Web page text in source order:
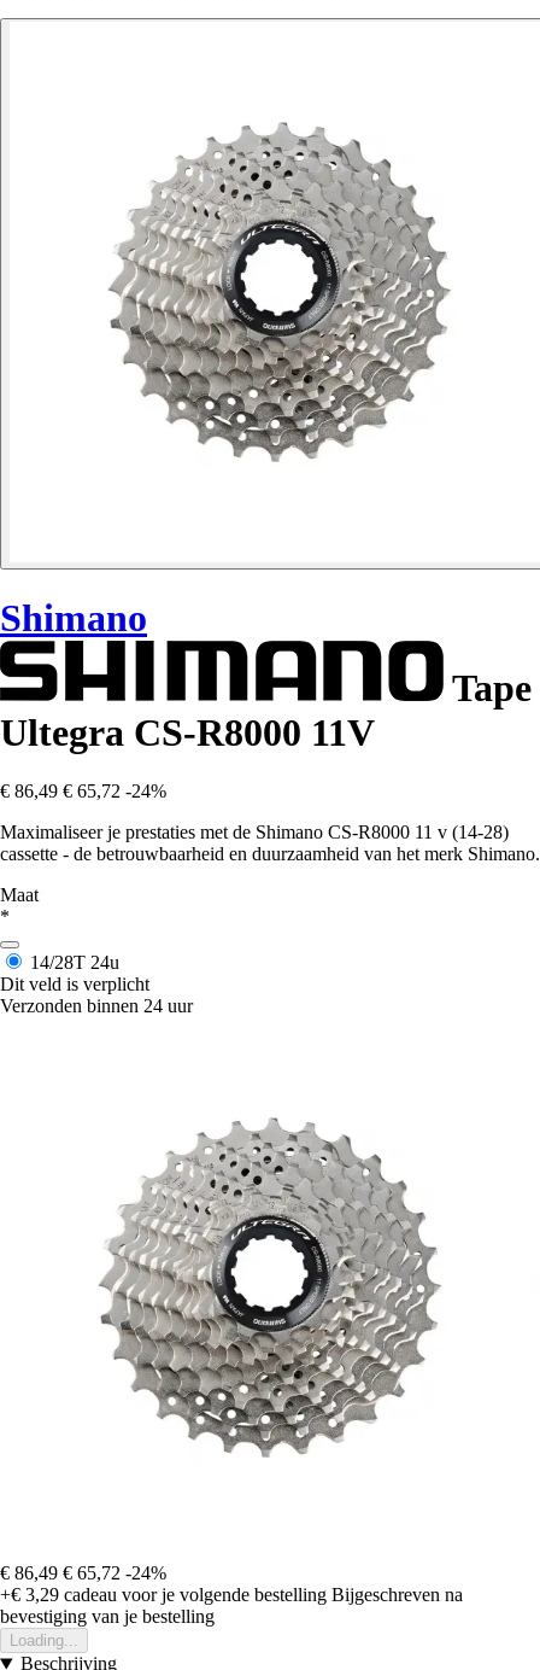
Shimano
Tape
Ultegra CS-R8000 11V
€ 86,49 € 65,72 -24%
Maximaliseer je prestaties met de Shimano CS-R8000 11 v (14-28)
cassette - de betrouwbaarheid en duurzaamheid van het merk Shimano.
Maat
*
14/28T 24u
Dit veld is verplicht
Verzonden binnen 24 uur
€ 86,49 € 65,72 -24%
+€ 3,29 cadeau voor je volgende bestelling Bijgeschreven na
bevestiging van je bestelling
Loading...
Beschrijving